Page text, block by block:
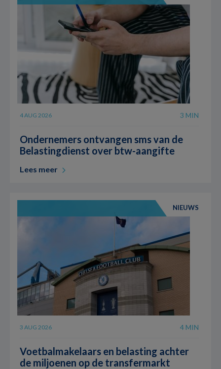
4 AUG 2026 3 MIN
Ondernemers ontvangen sms van de
Belastingdienst over btw-aangifte
Lees meer
NIEUWS
3 AUG 2026 4 MIN
Voetbalmakelaars en belasting achter
de miljoenen op de transfermarkt